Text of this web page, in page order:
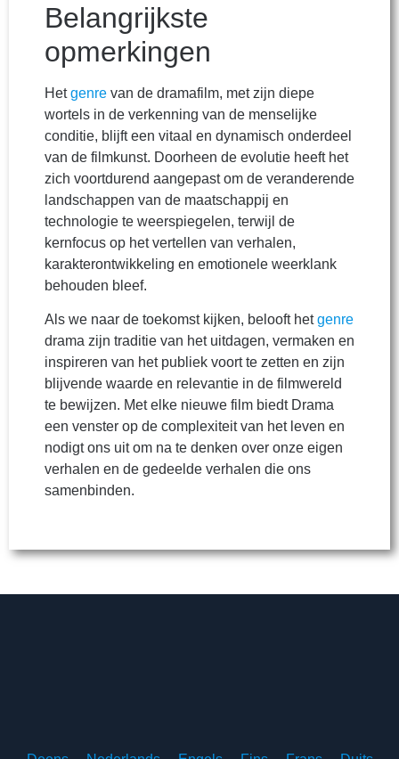
Belangrijkste
opmerkingen
Hetgenre van de dramafilm, met zijn diepe
wortels in de verkenning van de menselijke
conditie, blijft een vitaal en dynamisch onderdeel
van de filmkunst. Doorheen de evolutie heeft het
zich voortdurend aangepast om de veranderende
landschappen van de maatschappij en
technologie te weerspiegelen, terwijl de
kernfocus op het vertellen van verhalen,
karakterontwikkeling en emotionele weerklank
behouden bleef.
Als we naar de toekomst kijken, belooft hetgenre
drama zijn traditie van het uitdagen, vermaken en
inspireren van het publiek voort te zetten en zijn
blijvende waarde en relevantie in de filmwereld
te bewijzen. Met elke nieuwe film biedt Drama
een venster op de complexiteit van het leven en
nodigt ons uit om na te denken over onze eigen
verhalen en de gedeelde verhalen die ons
samenbinden.